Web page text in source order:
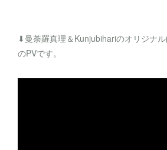
⬇︎曼荼羅真理＆Kunjubihariのオリジナル
のPVです。